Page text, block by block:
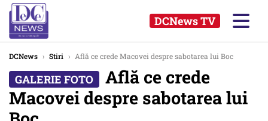
DCNews TV
DCNews › Stiri › Află ce crede Macovei despre sabotarea lui Boc
Află ce crede
Macovei despre sabotarea lui